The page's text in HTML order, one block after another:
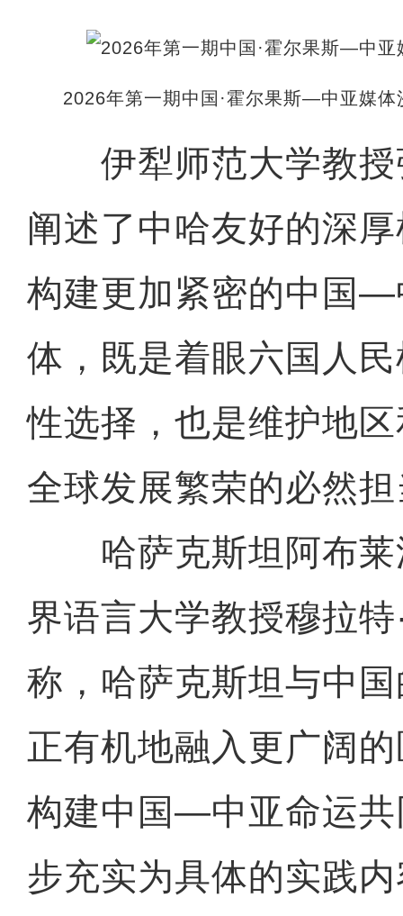
2026年第一期中国·霍尔果斯—中亚媒
伊犁师范大学教授
阐述了中哈友好的深
构建更加紧密的中国—
体，既是着眼六国人
性选择，也是维护地
全球发展繁荣的必然
哈萨克斯坦阿布莱
界语言大学教授穆拉
称，哈萨克斯坦与中
正有机地融入更广阔
构建中国—中亚命运共
步充实为具体的实践